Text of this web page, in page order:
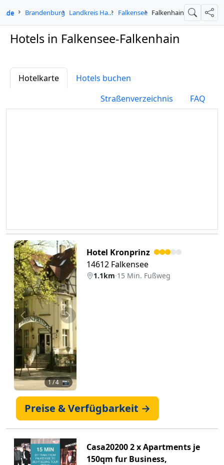
Brandenburg Landkreis Havelland Falkensee Falkenhain Suche
Hotels in Falkensee-Falkenhain
Hotelkarte
Hotels buchen
Straßenverzeichnis
FAQ
Zurück Weiter
1/ 4 📷
Hotel Kronprinz
14612 Falkensee
1.1km·15 Min. Fußweg
Preise & Verfügbarkeit →
Casa20200 2 x Apartments je
150qm fur Business,